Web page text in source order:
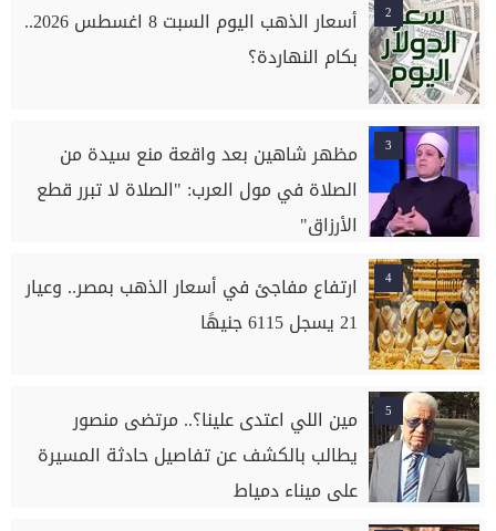
2
أسعار الذهب اليوم السبت 8 اغسطس 2026..
بكام النهاردة؟
3
مظهر شاهين بعد واقعة منع سيدة من
الصلاة في مول العرب: "الصلاة لا تبرر قطع
الأرزاق"
4
ارتفاع مفاجئ في أسعار الذهب بمصر.. وعيار
21 يسجل 6115 جنيهًا
5
مين اللي اعتدى علينا؟.. مرتضى منصور
يطالب بالكشف عن تفاصيل حادثة المسيرة
على ميناء دمياط